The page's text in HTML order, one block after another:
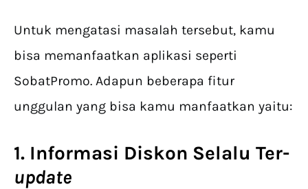
Untuk mengatasi masalah tersebut, kamu
bisa memanfaatkan aplikasi seperti
SobatPromo. Adapun beberapa fitur
unggulan yang bisa kamu manfaatkan yaitu:
1. Informasi Diskon Selalu Ter-
update